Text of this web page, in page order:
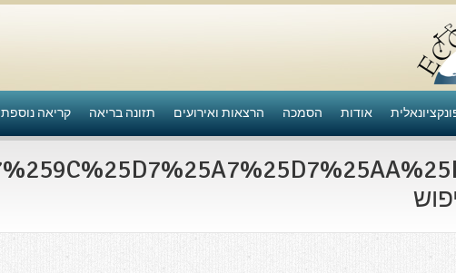
אודות הסמכה הרצאות ואירועים תזונה בריאה קריאה נוספת